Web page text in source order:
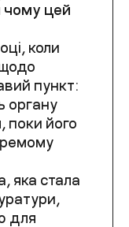
чому цей
коли
пункт:
органу
поки його
яка стала
для